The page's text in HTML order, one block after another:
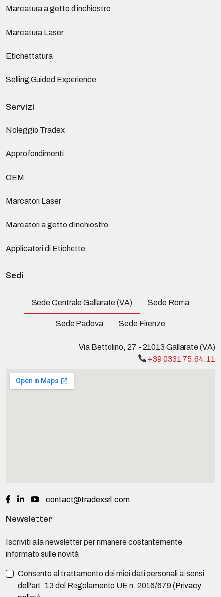
Marcatura a getto d’inchiostro
Marcatura Laser
Etichettatura
Selling Guided Experience
Servizi
Noleggio Tradex
Approfondimenti
OEM
Marcatori Laser
Marcatori a getto d’inchiostro
Applicatori di Etichette
Sedi
Sede Centrale Gallarate (VA) Sede Roma
Sede Padova Sede Firenze
Via Bettolino, 27 - 21013 Gallarate (VA)
+39 0331 75.64.11
contact@tradexsrl.com
Newsletter
Iscriviti alla newsletter per rimanere costantemente
informato sulle novità
Consento al trattamento dei miei dati personali ai sensi
dell'art. 13 del Regolamento UE n. 2016/679 (Privacy